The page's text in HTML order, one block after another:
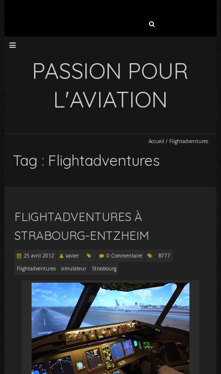
PASSION POUR
L'AVIATION
Accueil / Flightadventures
Tag : Flightadventures
FLIGHTADVENTURES À
STRABOURG-ENTZHEIM
25 avril 2012 xavier 0 Commentaire
B777
Flightadventures
simulateur Strasbourg